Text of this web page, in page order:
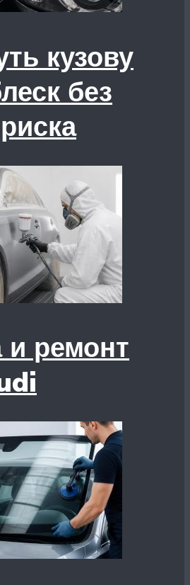
кузову
без
и ремонт